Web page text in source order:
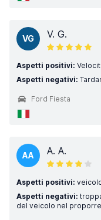
VG V. G.
Aspetti positivi:
Aspetti negativi:
Ford Fiesta
AA A. A.
Aspetti positivi:
Aspetti negativi:
del veicolo nel